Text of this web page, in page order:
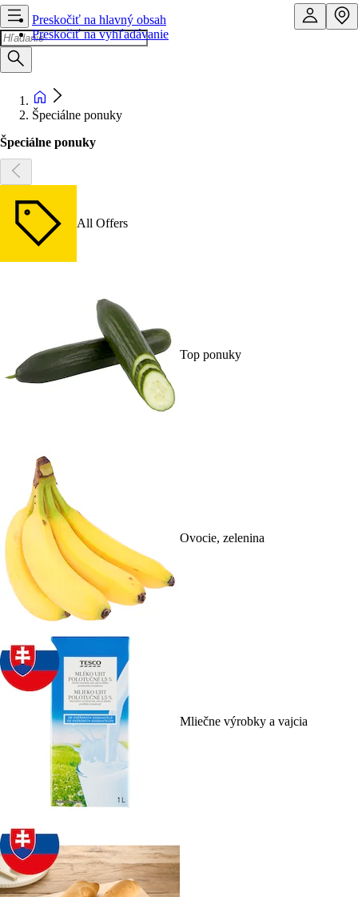
Preskočiť na hlavný obsah
Preskočiť na vyhľadávanie
Špeciálne ponuky
Špeciálne ponuky
All Offers
Top ponuky
Ovocie, zelenina
Mliečne výrobky a vajcia